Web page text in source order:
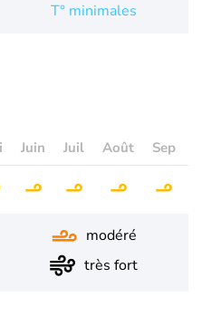
T° minimales
Juin Juil Août Sep
modéré
très fort